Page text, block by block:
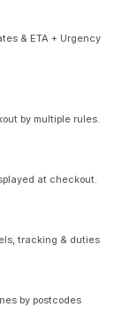
& ETA + Urgency
by multiple rules.
at checkout.
tracking & duties
by postcodes